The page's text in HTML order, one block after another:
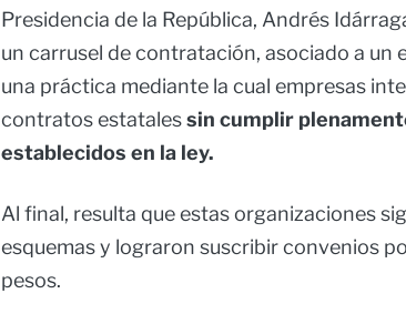
Presidencia de la República, Andrés
un carrusel de contratación, asociado a un
una práctica mediante la cual empresas
contratos estatalessin cumplir
establecidos en la ley.
Al final, resulta que estas organizaciones
esquemas y lograron suscribir convenios
pesos.